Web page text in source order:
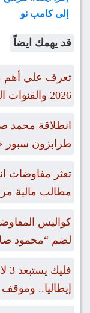
إلى كامب نو
قد يهمك ايضاً
2026 والقنوات الناقلة
انطلاقة محمد
طرابزون
تعثر مفاوضات
مطالب مالية
كواليس
لضم “محمود
إيطاليا..